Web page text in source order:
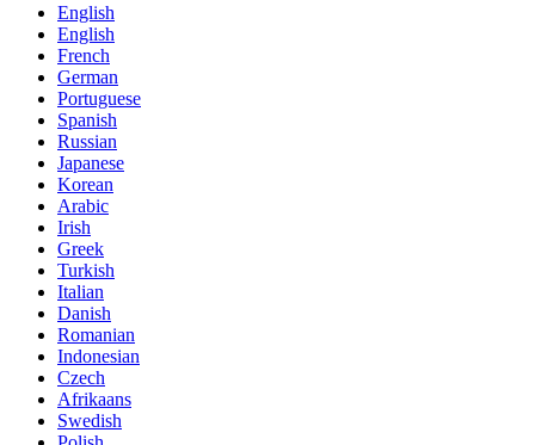
English
English
French
German
Portuguese
Spanish
Russian
Japanese
Korean
Arabic
Irish
Greek
Turkish
Italian
Danish
Romanian
Indonesian
Czech
Afrikaans
Swedish